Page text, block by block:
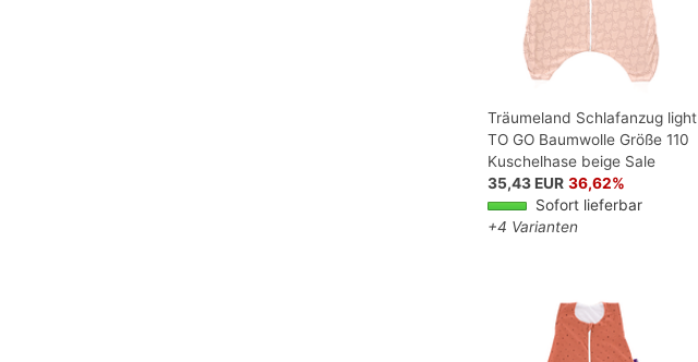
Träumeland Schlafanzug light
TO GO Baumwolle Größe 110
Kuschelhase beige Sale
35,43 EUR 36,62%
Sofort lieferbar
+4 Varianten